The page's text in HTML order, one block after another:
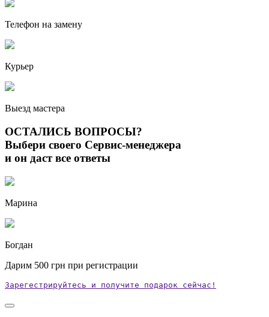
Телефон на замену
Курьер
Выезд мастера
ОСТАЛИСЬ ВОПРОСЫ?
Выбери своего Сервис-менеджера
и он даст все ответы
Марина
Богдан
Дарим 500 грн при регистрации
Зарегестрируйтесь и получите подарок сейчас!